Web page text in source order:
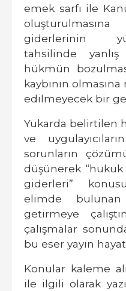
emek sarfı ile
giderlerinin
tahsilinde
hükmün
kaybının
edilmeyecek bir
Yukarda belirtilen
ve
sorunların
düşünerek “hukuk
giderleri”
elimde
getirmeye
çalışmalar
bu eser yayın
Konular kaleme
ile ilgili olarak